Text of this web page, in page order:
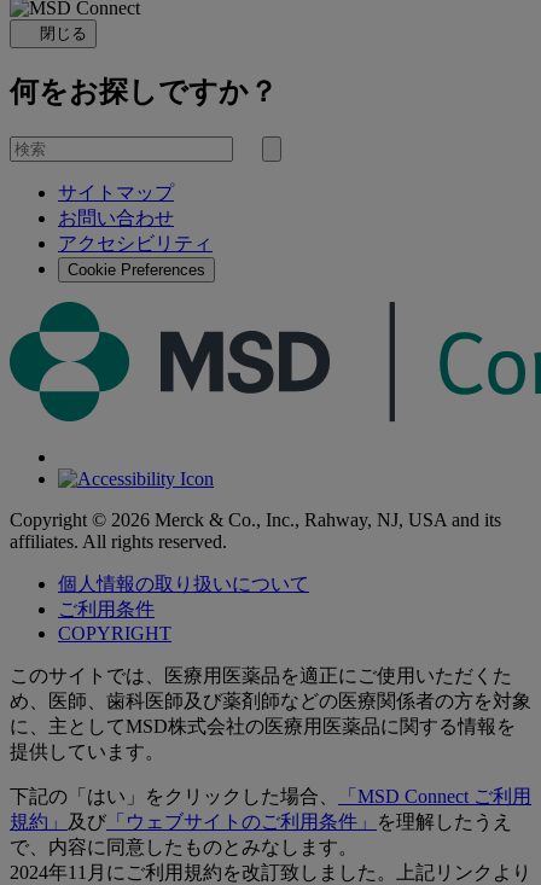
閉じる
何をお探しですか？
を
検
サイトマップ
お問い合わせ
アクセシビリティ
Cookie Preferences
Copyright © 2026 Merck & Co., Inc., Rahway, NJ, USA and its
affiliates. All rights reserved.
個人情報の取り扱いについて
ご利用条件
COPYRIGHT
このサイトでは、医療用医薬品を適正にご使用いただくた
め、医師、歯科医師及び薬剤師などの医療関係者の方を対象
に、主としてMSD株式会社の医療用医薬品に関する情報を
提供しています。
下記の「はい」をクリックした場合、
「MSD Connect ご利用
規約」
及び 「ウェブサイトのご利用条件」
を理解したうえ
で、内容に同意したものとみなします。
2024年11月にご利用規約を改訂致しました。上記リンクより